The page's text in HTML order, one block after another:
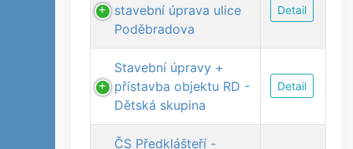
stavební úprava ulice
Poděbradova
Detail
Stavební úpravy +
přístavba objektu RD -
Dětská skupina
Detail
ČS Předklášteří -